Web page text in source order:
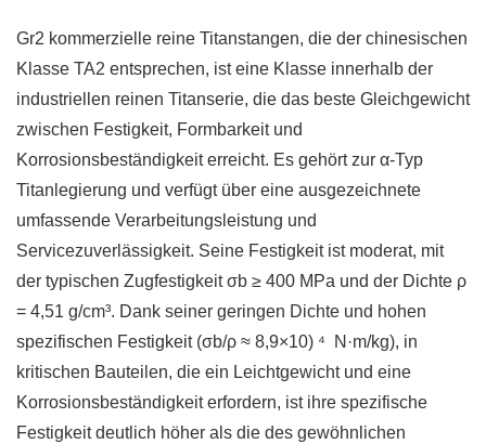
Gr2 kommerzielle reine Titanstangen, die der chinesischen
Klasse TA2 entsprechen, ist eine Klasse innerhalb der
industriellen reinen Titanserie, die das beste Gleichgewicht
zwischen Festigkeit, Formbarkeit und
Korrosionsbeständigkeit erreicht. Es gehört zur α-Typ
Titanlegierung und verfügt über eine ausgezeichnete
umfassende Verarbeitungsleistung und
Servicezuverlässigkeit. Seine Festigkeit ist moderat, mit
der typischen Zugfestigkeit σb ≥ 400 MPa und der Dichte ρ
= 4,51 g/cm³. Dank seiner geringen Dichte und hohen
spezifischen Festigkeit (σb/ρ ≈ 8,9×10) ⁴ N·m/kg), in
kritischen Bauteilen, die ein Leichtgewicht und eine
Korrosionsbeständigkeit erfordern, ist ihre spezifische
Festigkeit deutlich höher als die des gewöhnlichen